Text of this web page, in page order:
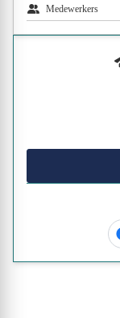
Medewerkers